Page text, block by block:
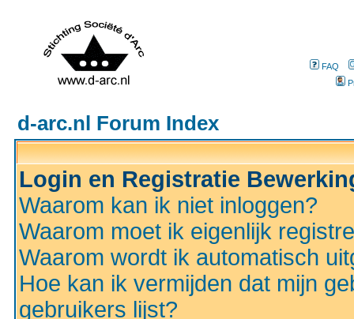
FAQ
d-arc.nl Forum Index
Login en Registratie
Waarom kan ik niet inloggen?
Waarom moet ik eigenlijk
Waarom wordt ik automatisch
Hoe kan ik vermijden dat mijn
gebruikers lijst?